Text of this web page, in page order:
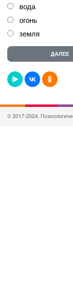
вода
огонь
земля
© 2017-2024,